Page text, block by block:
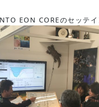
EON COREのセッテイ